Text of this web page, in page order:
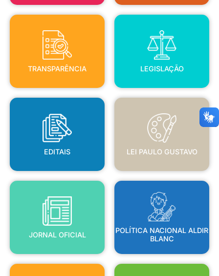
TRANSPARÊNCIA
TRANSPARÊNCIA
LEGISLAÇÃO
LEGISLAÇÃO
EDITAIS
EDITAIS
LEI PAULO GUSTAVO
LEI PAULO GUSTAVO
JORNAL OFICIAL
JORNAL OFICIAL
POLÍTICA NACIONAL ALDIR
BLANC
POLÍTICA NACIONAL ALDIR
BLANC